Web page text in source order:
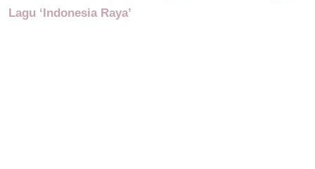
Lagu ‘Indonesia Raya’